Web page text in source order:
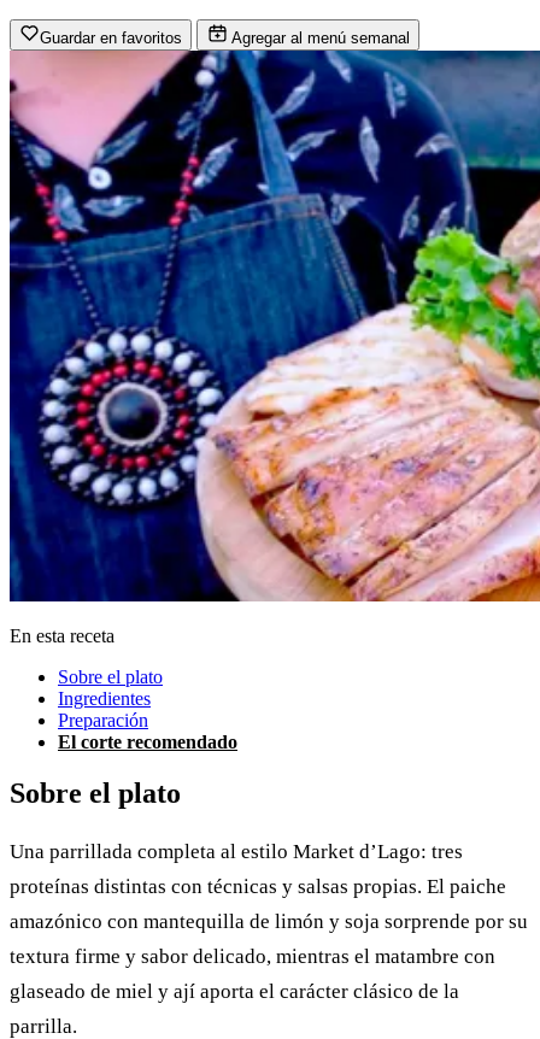
Guardar en favoritos Agregar al menú semanal
En esta receta
Sobre el plato
Ingredientes
Preparación
El corte recomendado
Sobre el plato
Una parrillada completa al estilo Market d’Lago: tres
proteínas distintas con técnicas y salsas propias. El paiche
amazónico con mantequilla de limón y soja sorprende por su
textura firme y sabor delicado, mientras el matambre con
glaseado de miel y ají aporta el carácter clásico de la
parrilla.